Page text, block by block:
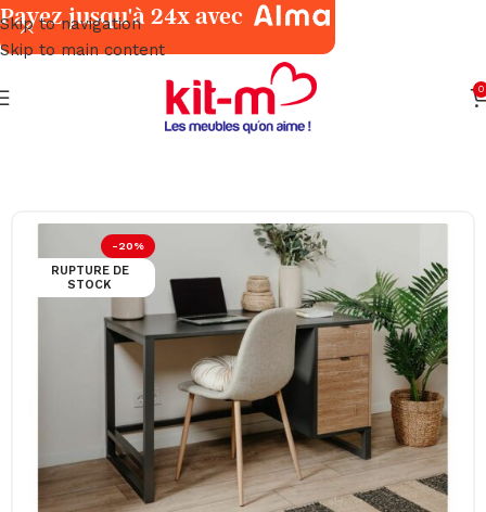
Skip to navigation
Skip to main content
0
Bureaux
-20%
RUPTURE DE
STOCK
Payez jusqu'à 24x avec